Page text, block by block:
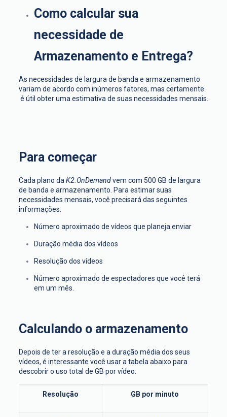
Como calcular sua
necessidade de
Armazenamento e Entrega?
As necessidades de largura de banda e armazenamento
variam de acordo com inúmeros fatores, mas certamente
é útil obter uma estimativa de suas necessidades mensais.
Para começar
Cada plano da K2.OnDemandvem com 500 GB de largura
de banda e armazenamento. Para estimar suas
necessidades mensais, você precisará das seguintes
informações:
Número aproximado de vídeos que planeja enviar
Duração média dos vídeos
Resolução dos vídeos
Número aproximado de espectadores que você terá
em um mês.
Calculando o armazenamento
Depois de ter a resolução e a duração média dos seus
vídeos, é interessante você usar a tabela abaixo para
descobrir o uso total de GB por vídeo.
Resolução GB por minuto